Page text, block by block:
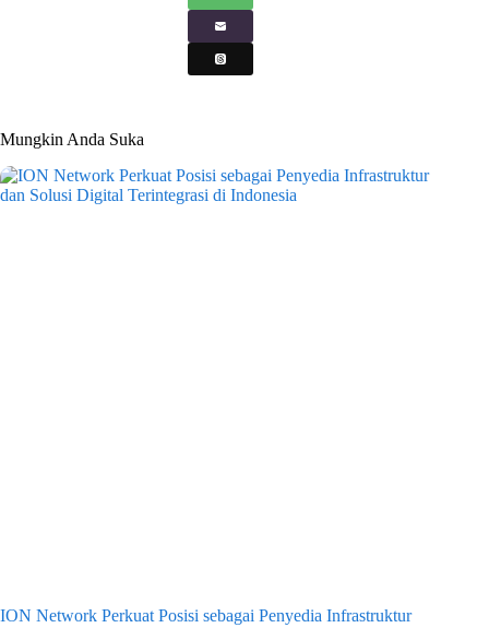
Mungkin Anda Suka
ION Network Perkuat Posisi sebagai Penyedia Infrastruktur